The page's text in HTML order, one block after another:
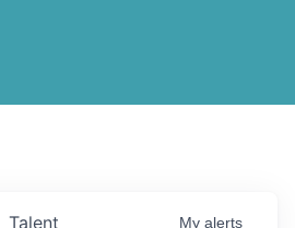
Talent My alerts